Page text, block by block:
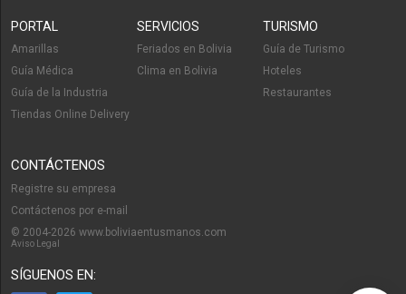
PORTAL
Amarillas
Guía Médica
Guía de la Industria
Tiendas Online Delivery
SERVICIOS
Feriados en Bolivia
Clima en Bolivia
TURISMO
Guía de Turismo
Hoteles
Restaurantes
CONTÁCTENOS
Registre su empresa
Contáctenos por e-mail
© 2004-2026 www.boliviaentusmanos.com
Aviso Legal
SÍGUENOS EN: